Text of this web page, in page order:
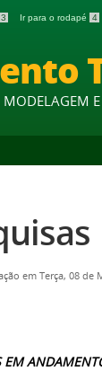
3 Ir para o rodapé 4
em Terça, 08 de
EM